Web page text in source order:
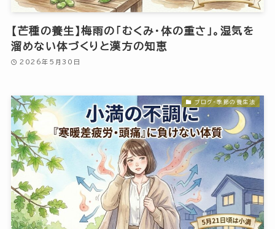
【芒種の養生】梅雨の「むくみ・体の重さ」。湿気を
溜めない体づくりと漢方の知恵
2026年5月30日
ブログ-季節の養生法